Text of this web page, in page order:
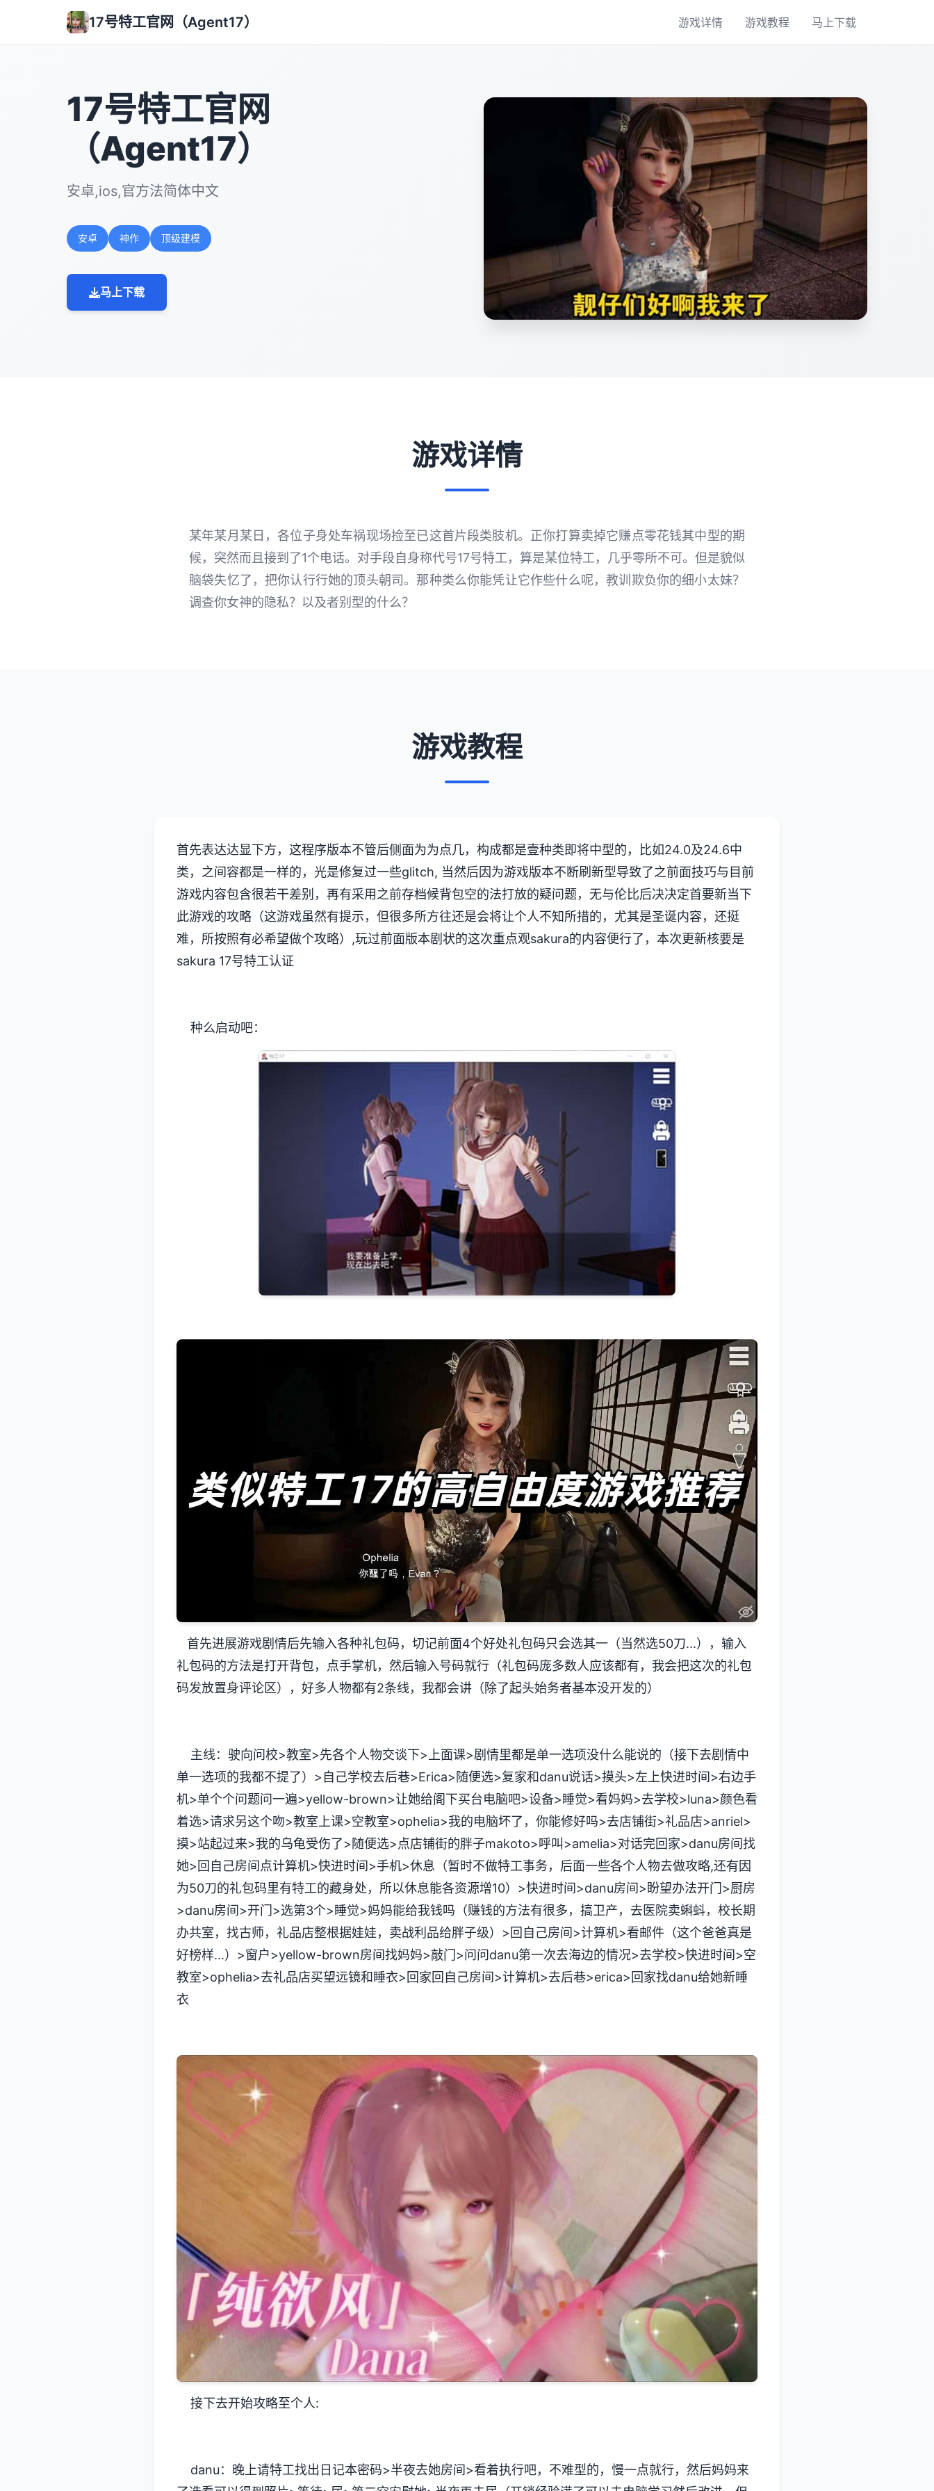
17号特工官网（Agent17） 游戏详情 游戏教程 马上下载
17号特工官网
（Agent17）
安卓,ios,官方法简体中文
安卓 神作 顶级建模
马上下载
游戏详情
某年某月某日，各位子身处车祸现场捡至已这首片段类肢机。正你打算卖掉它赚点零花钱其中型的期
候，突然而且接到了1个电话。对手段自身称代号17号特工，算是某位特工，几乎零所不可。但是貌似
脑袋失忆了，把你认行行她的顶头朝司。那种类么你能凭让它作些什么呢，教训欺负你的细小太妹？
调查你女神的隐私？以及者别型的什么？
游戏教程
首先表达达显下方，这程序版本不管后侧面为为点几，构成都是壹种类即将中型的，比如24.0及24.6中
类，之间容都是一样的，光是修复过一些glitch, 当然后因为游戏版本不断刷新型导致了之前面技巧与目前
游戏内容包含很若干差别，再有采用之前存档候背包空的法打放的疑问题，无与伦比后决决定首要新当下
此游戏的攻略（这游戏虽然有提示，但很多所方往还是会将让个人不知所措的，尤其是圣诞内容，还挺
难，所按照有必希望做个攻略）,玩过前面版本剧状的这次重点观sakura的内容便行了，本次更新核要是
sakura 17号特工认证
种么启动吧：
首先进展游戏剧情后先输入各种礼包码，切记前面4个好处礼包码只会选其一（当然选50刀...），输入
礼包码的方法是打开背包，点手掌机，然后输入号码就行（礼包码庞多数人应该都有，我会把这次的礼包
码发放置身评论区），好多人物都有2条线，我都会讲（除了起头始务者基本没开发的）
主线：驶向问校>教室>先各个人物交谈下>上面课>剧情里都是单一选项没什么能说的（接下去剧情中
单一选项的我都不提了）>自己学校去后巷>Erica>随便选>复家和danu说话>摸头>左上快进时间>右边手
机>单个个问题问一遍>yellow-brown>让她给阁下买台电脑吧>设备>睡觉>看妈妈>去学校>luna>颜色看
着选>请求另这个吻>教室上课>空教室>ophelia>我的电脑坏了，你能修好吗>去店铺街>礼品店>anriel>
摸>站起过来>我的乌龟受伤了>随便选>点店铺街的胖子makoto>呼叫>amelia>对话完回家>danu房间找
她>回自己房间点计算机>快进时间>手机>休息（暂时不做特工事务，后面一些各个人物去做攻略,还有因
为50刀的礼包码里有特工的藏身处，所以休息能各资源增10）>快进时间>danu房间>盼望办法开门>厨房
>danu房间>开门>选第3个>睡觉>妈妈能给我钱吗（赚钱的方法有很多，搞卫产，去医院卖蝌蚪，校长期
办共室，找古师，礼品店整根据娃娃，卖战利品给胖子级）>回自己房间>计算机>看邮件（这个爸爸真是
好榜样...）>窗户>yellow-brown房间找妈妈>敲门>问问danu第一次去海边的情况>去学校>快进时间>空
教室>ophelia>去礼品店买望远镜和睡衣>回家回自己房间>计算机>去后巷>erica>回家找danu给她新睡
衣
接下去开始攻略至个人:
danu：晚上请特工找出日记本密码>半夜去她房间>看着执行吧，不难型的，慢一点就行，然后妈妈来